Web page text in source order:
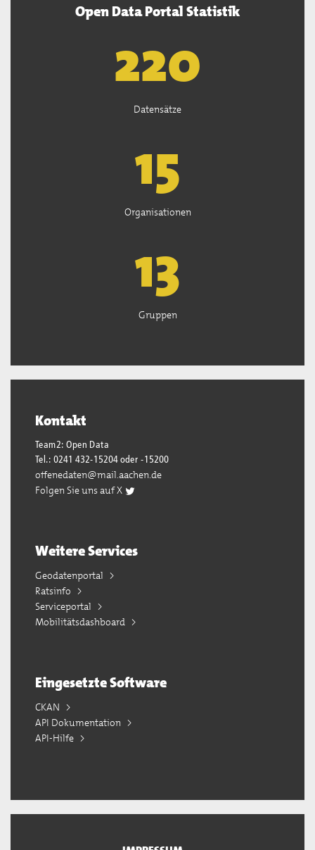
Open Data Portal Statistik
222
Datensätze
15
Organisationen
13
Gruppen
Kontakt
Team2: Open Data
Tel.: 0241 432-15204 oder -15200
offenedaten@mail.aachen.de
Folgen Sie uns auf X
Weitere Services
Geodatenportal
Ratsinfo
Serviceportal
Mobilitätsdashboard
Eingesetzte Software
CKAN
API Dokumentation
API-Hilfe